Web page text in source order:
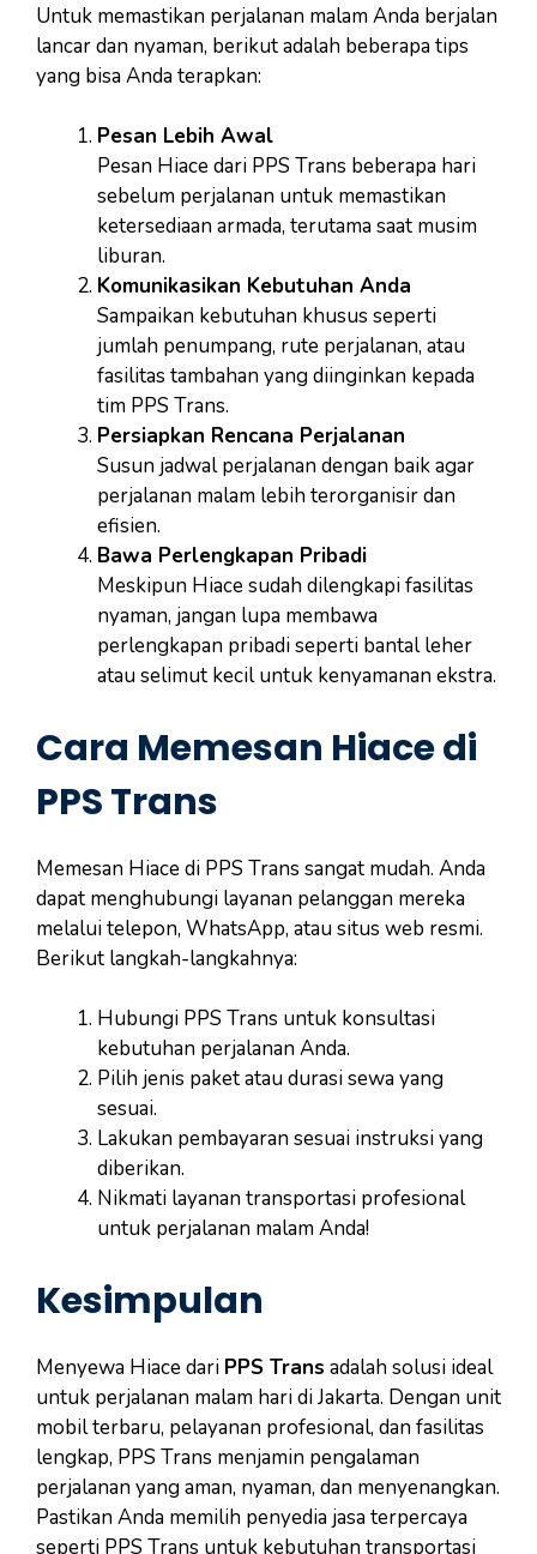
Untuk memastikan perjalanan malam Anda berjalan
lancar dan nyaman, berikut adalah beberapa tips
yang bisa Anda terapkan:
Pesan Lebih Awal
Pesan Hiace dari PPS Trans beberapa hari
sebelum perjalanan untuk memastikan
ketersediaan armada, terutama saat musim
liburan.
Komunikasikan Kebutuhan Anda
Sampaikan kebutuhan khusus seperti
jumlah penumpang, rute perjalanan, atau
fasilitas tambahan yang diinginkan kepada
tim PPS Trans.
Persiapkan Rencana Perjalanan
Susun jadwal perjalanan dengan baik agar
perjalanan malam lebih terorganisir dan
efisien.
Bawa Perlengkapan Pribadi
Meskipun Hiace sudah dilengkapi fasilitas
nyaman, jangan lupa membawa
perlengkapan pribadi seperti bantal leher
atau selimut kecil untuk kenyamanan ekstra.
Cara Memesan Hiace di
PPS Trans
Memesan Hiace di PPS Trans sangat mudah. Anda
dapat menghubungi layanan pelanggan mereka
melalui telepon, WhatsApp, atau situs web resmi.
Berikut langkah-langkahnya:
Hubungi PPS Trans untuk konsultasi
kebutuhan perjalanan Anda.
Pilih jenis paket atau durasi sewa yang
sesuai.
Lakukan pembayaran sesuai instruksi yang
diberikan.
Nikmati layanan transportasi profesional
untuk perjalanan malam Anda!
Kesimpulan
Menyewa Hiace dari PPS Trans adalah solusi ideal
untuk perjalanan malam hari di Jakarta. Dengan unit
mobil terbaru, pelayanan profesional, dan fasilitas
lengkap, PPS Trans menjamin pengalaman
perjalanan yang aman, nyaman, dan menyenangkan.
Pastikan Anda memilih penyedia jasa terpercaya
seperti PPS Trans untuk kebutuhan transportasi